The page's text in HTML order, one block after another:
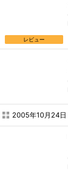
レビュー
2005年10月24日